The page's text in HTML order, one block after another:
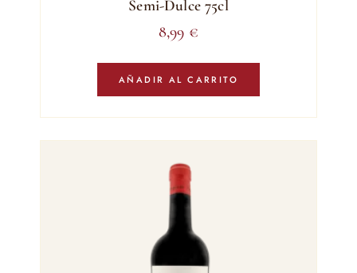
Semi-Dulce 75cl
8,99 €
AÑADIR AL CARRITO